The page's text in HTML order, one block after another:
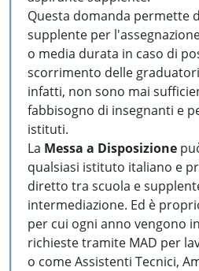
Questa domanda permette
supplente per
o media durata in caso di
scorrimento delle
infatti, non sono mai
fabbisogno di insegnanti e
istituti.
La Messa a Disposizione
qualsiasi istituto italiano e
diretto tra scuola e
intermediazione. Ed è
per cui ogni anno vengono
richieste tramite MAD per
o come Assistenti Tecnici,